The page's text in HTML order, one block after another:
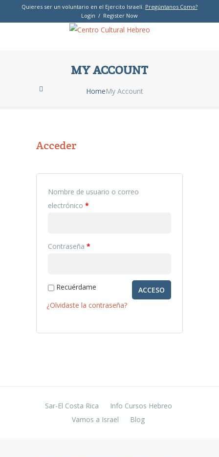
Quieres ser un voluntario en el Ejercito Israelí. Pregúntanos Como?
Login / Register Now
MY ACCOUNT
HomeMy Account
Acceder
Nombre de usuario o correo
electrónico *
Contraseña *
Recuérdame
ACCESO
¿Olvidaste la contraseña?
Sar-El Costa Rica
Info Cursos Hebreo
Vamos a Israel
Blog